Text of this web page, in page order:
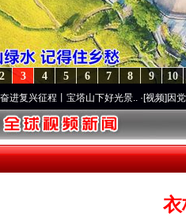
10
9
8
7
6
5
4
3
2
丨宝塔山下好光景..·[视频]因党而生 为党
衣